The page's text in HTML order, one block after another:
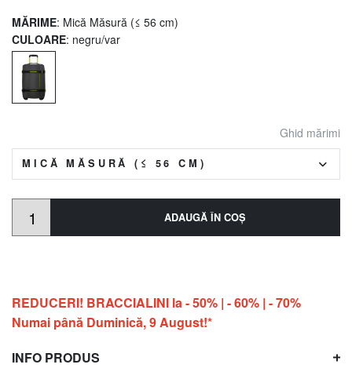
MĂRIME: Mică Măsură (≤ 56 cm)
CULOARE: negru/var
Ghid mărimi
MICĂ MĂSURĂ (≤ 56 CM)
ADAUGĂ ÎN COŞ
REDUCERI! BRACCIALINI la - 50% | - 60% | - 70%
Numai până Duminică, 9 August!*
INFO PRODUS